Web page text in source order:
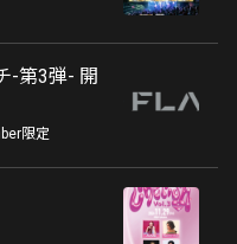
-第3弾- 開
限定